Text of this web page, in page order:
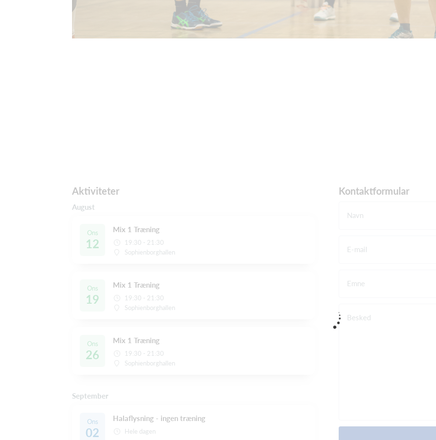
Aktiviteter
August
Ons
12
Mix 1 Træning
19:30 - 21:30
Sophienborghallen
Ons
19
Mix 1 Træning
19:30 - 21:30
Sophienborghallen
Ons
26
Mix 1 Træning
19:30 - 21:30
Sophienborghallen
September
Ons
02
Halaflysning - ingen træning
Hele dagen
Kontaktformular
Navn
E-mail
Emne
Besked